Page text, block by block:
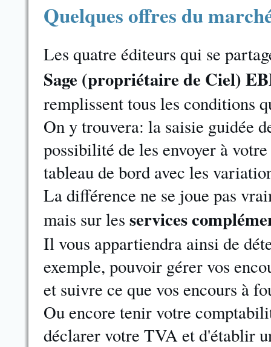
Quelques offres du
Les quatre éditeurs qui se
Sage (propriétaire de Ciel)
remplissent tous les conditions
On y trouvera: la saisie guidée
possibilité de les envoyer à
tableau de bord avec les
La différence ne se joue pas
mais sur les services
Il vous appartiendra ainsi de
exemple, pouvoir gérer vos
et suivre ce que vos encours à
Ou encore tenir votre
déclarer votre TVA et d'établir